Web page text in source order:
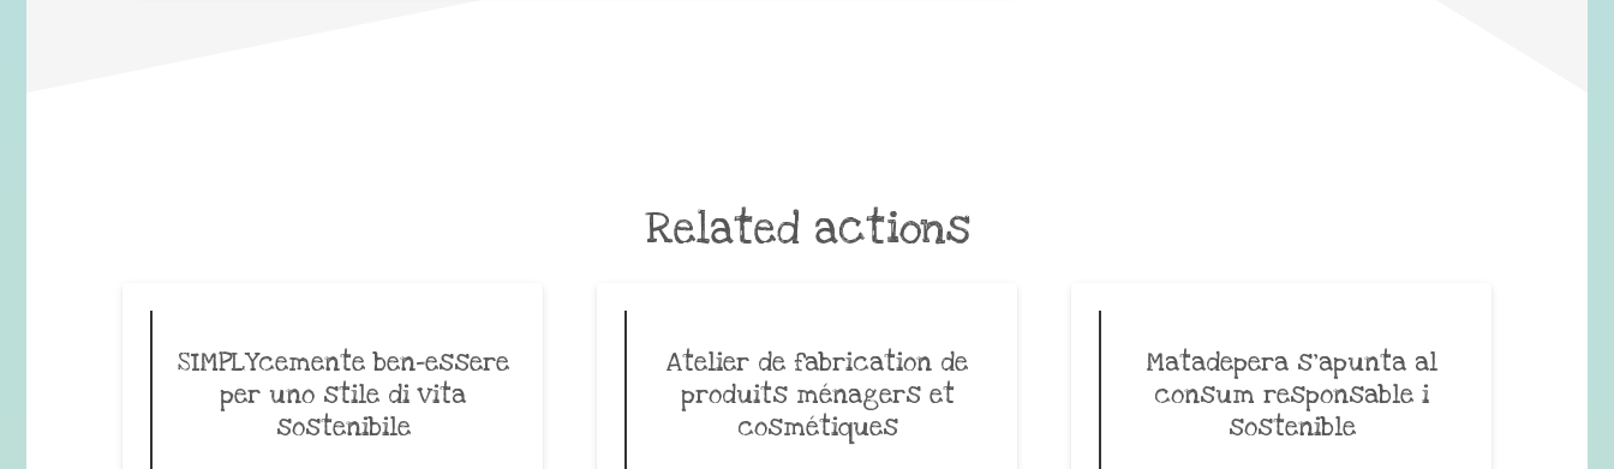
Related actions
SIMPLYcemente ben-essere
per uno stile di vita
sostenibile
Atelier de fabrication de
produits ménagers et
cosmétiques
Matadepera s’apunta al
consum responsable i
sostenible